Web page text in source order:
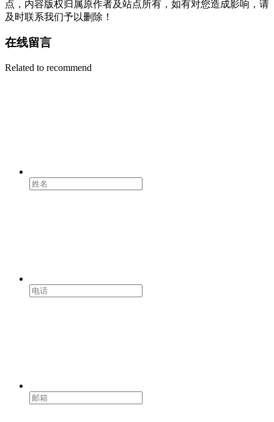
点，内容版权归属原作者及站点所有，如有对您造成影响，请
及时联系我们予以删除！
在线留言
Related to recommend